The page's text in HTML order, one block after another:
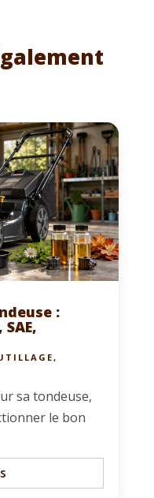
:
,
sa tondeuse,
le bon